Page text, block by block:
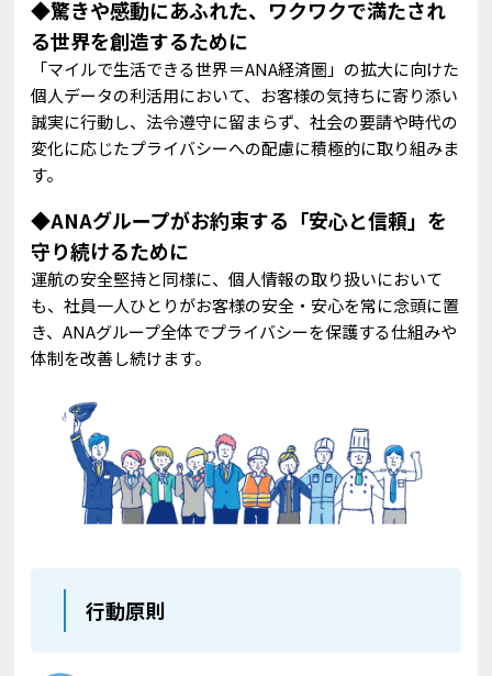
◆驚きや感動にあふれた、ワクワクで満たされ
る世界を創造するために
「マイルで生活できる世界＝ANA経済圏」の拡大に向けた
個人データの利活用において、お客様の気持ちに寄り添い
誠実に行動し、法令遵守に留まらず、社会の要請や時代の
変化に応じたプライバシーへの配慮に積極的に取り組みま
す。
◆ANAグループがお約束する「安心と信頼」を
守り続けるために
運航の安全堅持と同様に、個人情報の取り扱いにおいて
も、社員一人ひとりがお客様の安全・安心を常に念頭に置
き、ANAグループ全体でプライバシーを保護する仕組みや
体制を改善し続けます。
行動原則